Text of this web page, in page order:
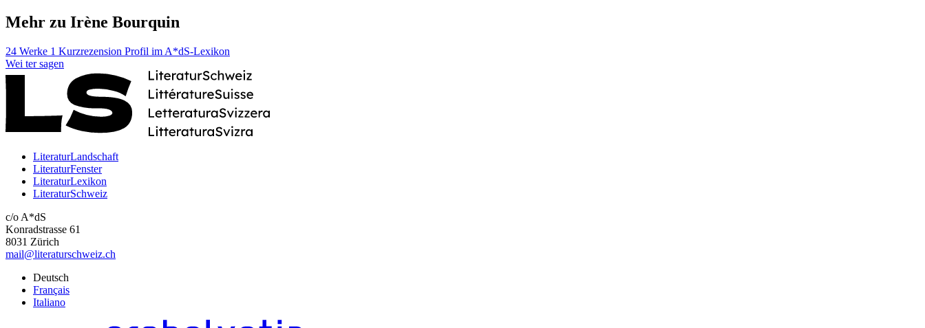
Mehr zu Irène Bourquin
24 Werke 1 Kurzrezension Profil im A*dS-Lexikon
Wei ter sagen
LiteraturLandschaft
LiteraturFenster
LiteraturLexikon
LiteraturSchweiz
c/o A*dS
Konradstrasse 61
8031 Zürich
mail@literaturschweiz.ch
Deutsch
Français
Italiano